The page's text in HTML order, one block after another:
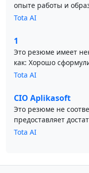
опыте работы и
Tota AI
1
Это резюме имеет
как: Хорошо
Tota AI
CIO Aplikasoft
Это резюме не
предоставляет
Tota AI